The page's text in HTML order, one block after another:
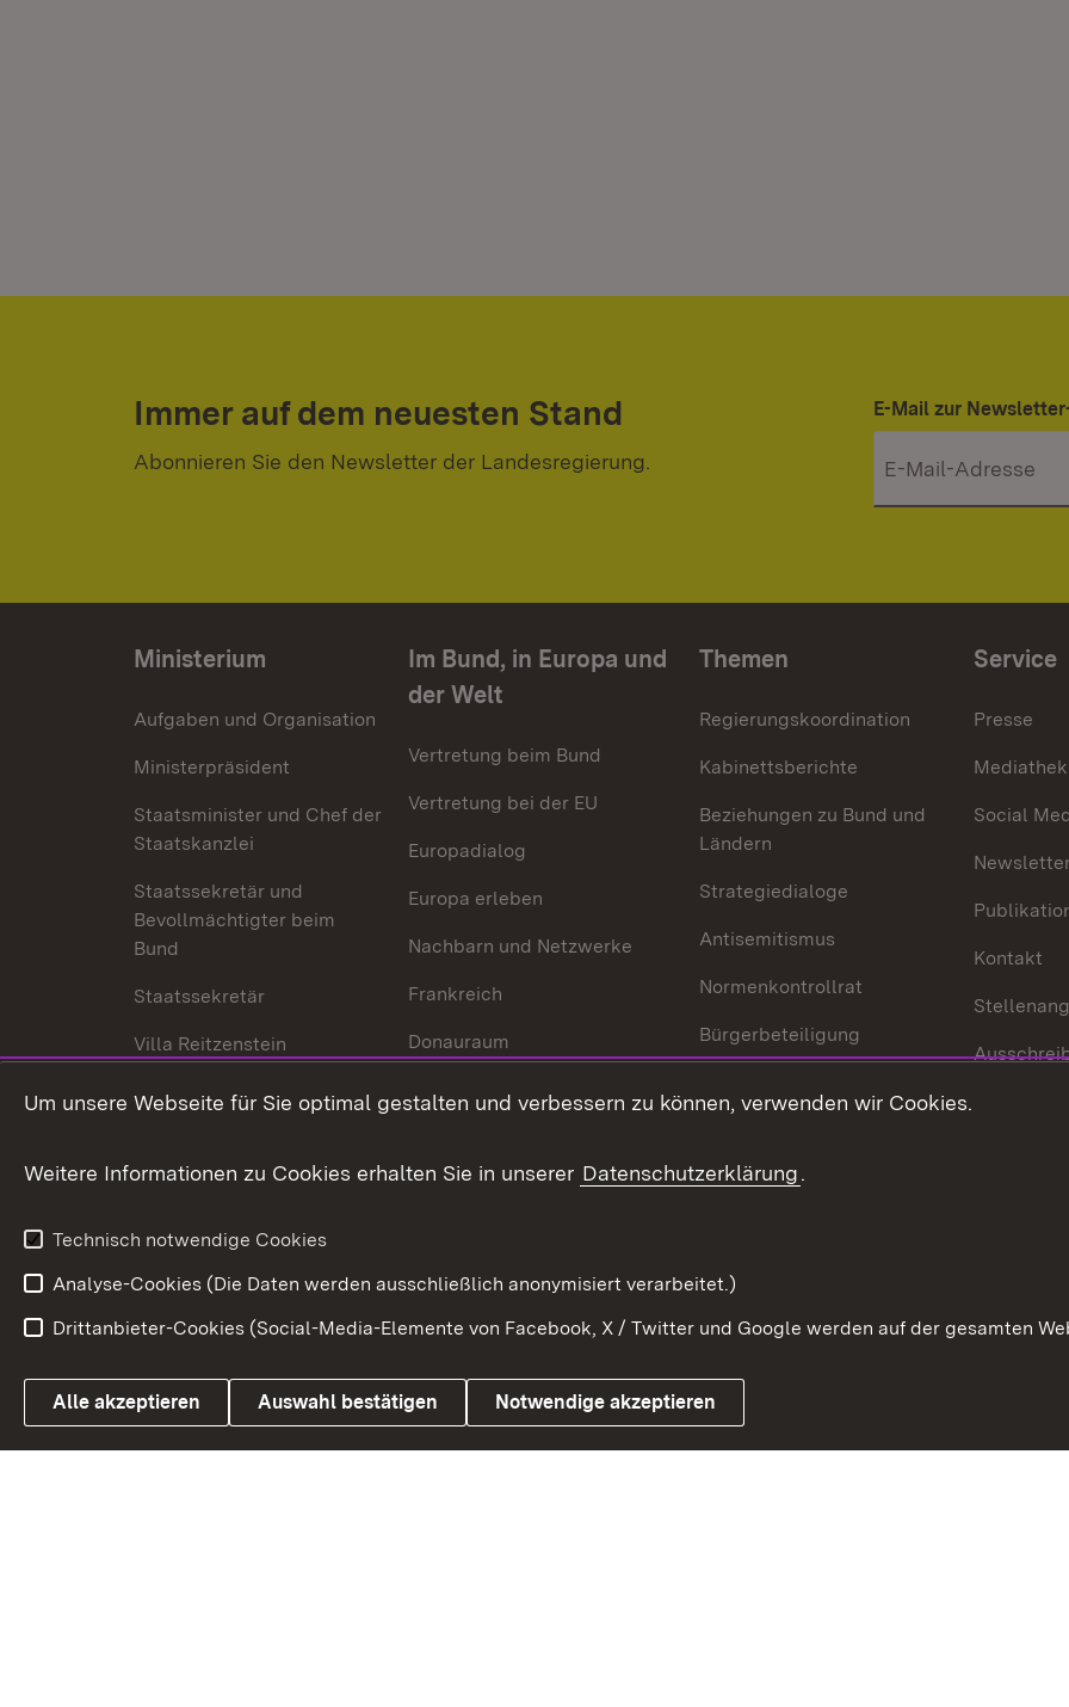
Immer auf dem neuesten Stand
Abonnieren Sie den Newsletter der Landesregierung.
E-Mail zur
Ministerium
Aufgaben und Organisation
Ministerpräsident
Staatsminister und Chef der
Staatskanzlei
Staatssekretär und
Bevollmächtigter beim
Bund
Staatssekretär
Villa Reitzenstein
Kontakt und Anfahrt
Im Bund, in Europa und
der Welt
Vertretung beim Bund
Vertretung bei der EU
Europadialog
Europa erleben
Nachbarn und Netzwerke
Frankreich
Donauraum
Dynamischer Europapool
Welt
Themen
Regierungskoordination
Kabinettsberichte
Beziehungen zu Bund und
Ländern
Strategiedialoge
Antisemitismus
Normenkontrollrat
Bürgerbeteiligung
Protokoll und
Service
Presse
Mediathek
Social
Kontakt
Link zum Landesportal
Impressum
Um unsere Webseite für Sie optimal gestalten und verbessern zu können, verwenden wir Cookies.
Weitere Informationen zu Cookies erhalten Sie in unserer Datenschutzerklärung.
Technisch notwendige Cookies
Analyse-Cookies (Die Daten werden ausschließlich anonymisiert verarbeitet.)
Drittanbieter-Cookies (Social-Media-Elemente von Facebook, X / Twitter und Google werden auf der gesamten
Alle akzeptieren Auswahl bestätigen Notwendige akzeptieren